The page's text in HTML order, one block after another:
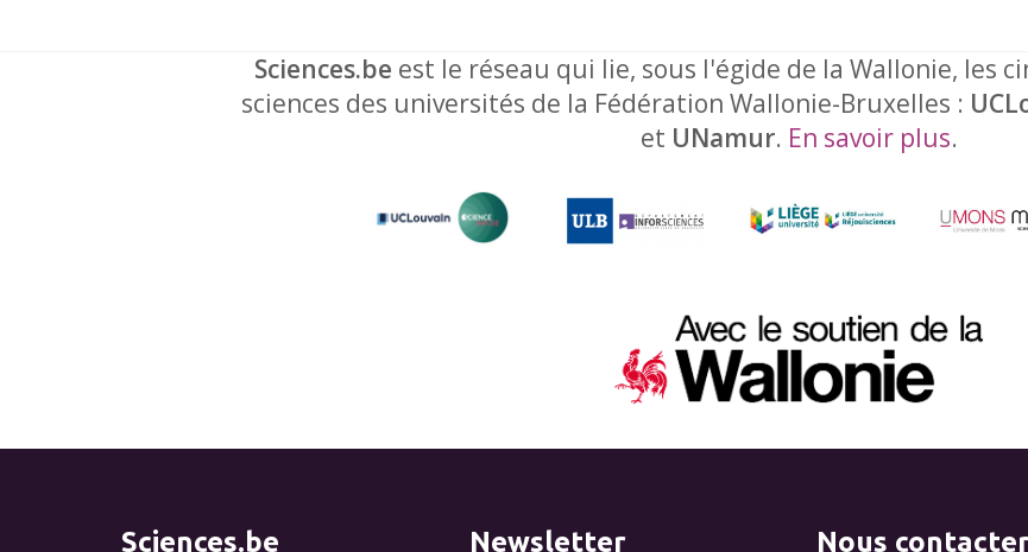
Sciences.be est le réseau qui lie, sous l'égide de la Wallonie, les
sciences des universités de la Fédération Wallonie-Bruxelles :
et UNamur. En savoir plus.
Sciences.be Newsletter Nous